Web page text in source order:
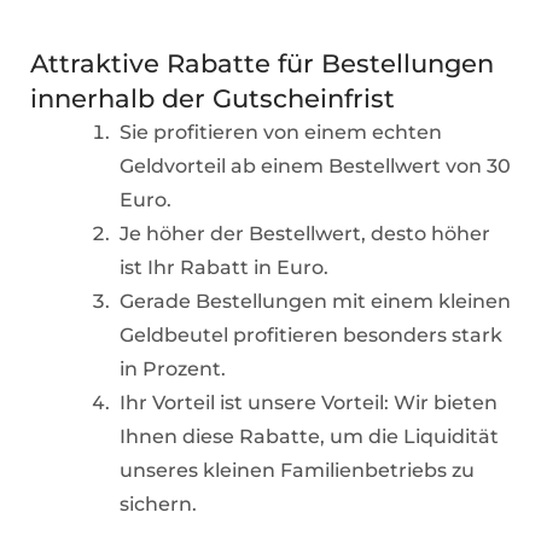
Attraktive Rabatte für Bestellungen
innerhalb der Gutscheinfrist
Sie profitieren von einem echten
Geldvorteil ab einem Bestellwert von 30
Euro.
Je höher der Bestellwert, desto höher
ist Ihr Rabatt in Euro.
Gerade Bestellungen mit einem kleinen
Geldbeutel profitieren besonders stark
in Prozent.
Ihr Vorteil ist unsere Vorteil: Wir bieten
Ihnen diese Rabatte, um die Liquidität
unseres kleinen Familienbetriebs zu
sichern.